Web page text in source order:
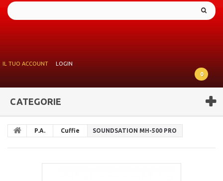
IL TUO ACCOUNT
LOGIN
0
CATEGORIE
P.A. Cuffie SOUNDSATION MH-500 PRO